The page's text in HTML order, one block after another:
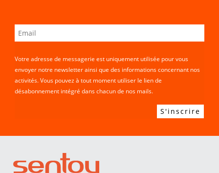
Votre adresse de messagerie est uniquement utilisée pour vous
envoyer notre newsletter ainsi que des informations concernant nos
activités. Vous pouvez à tout moment utiliser le lien de
désabonnement intégré dans chacun de nos mails.